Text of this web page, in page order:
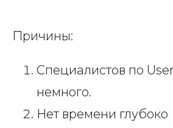
Причины:
Специалистов по
немного.
Нет времени глубоко